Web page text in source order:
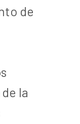
de
la